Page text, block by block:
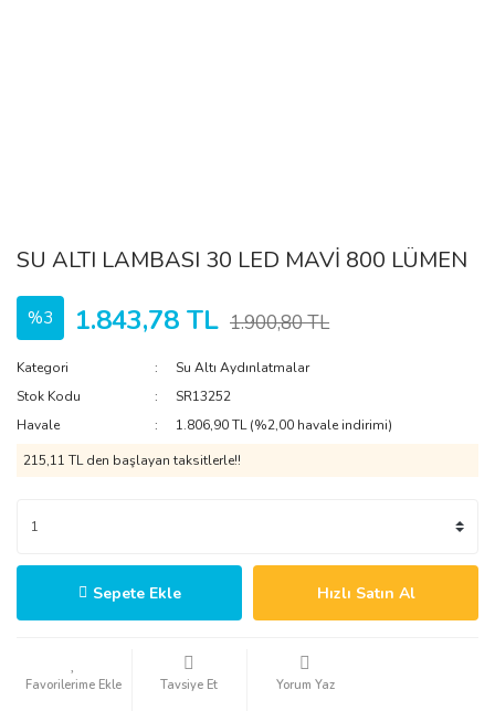
SU ALTI LAMBASI 30 LED MAVİ 800 LÜMEN
%3 1.843,78 TL 1.900,80 TL
Kategori
Su Altı Aydınlatmalar
Stok Kodu
SR13252
Havale
1.806,90 TL (%2,00 havale indirimi)
215,11 TL den başlayan taksitlerle!!
Sepete Ekle Hızlı Satın Al
Tavsiye Et Yorum Yaz